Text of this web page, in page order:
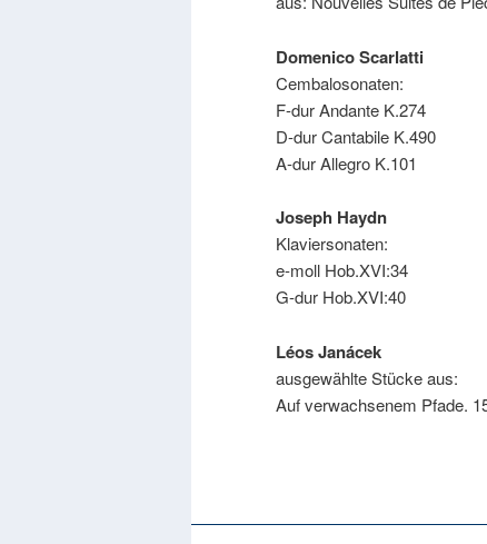
Domenico Scarlatti
Cembalosonaten:
F-dur Andante K.274
D-dur Cantabile K.490
A-dur Allegro K.101
Joseph Haydn
Klaviersonaten:
e-moll Hob.XVI:34
G-dur Hob.XVI:40
Léos Janácek
ausgewählte Stücke aus:
Auf verwachsenem Pfade.